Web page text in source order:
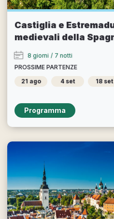
Castiglia e
medievali della
8 giorni / 7 notti
PROSSIME PARTENZE
21 ago
4 set 18 set
Programma